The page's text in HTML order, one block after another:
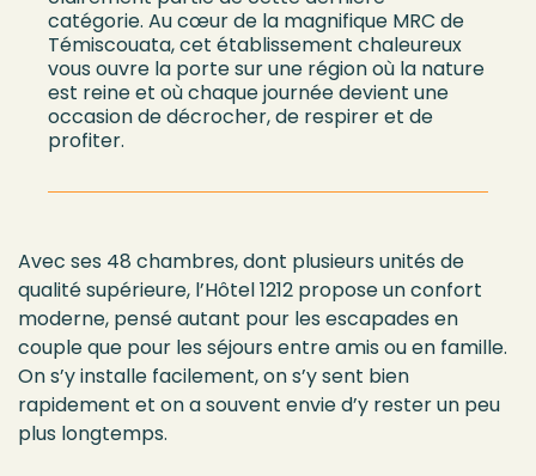
catégorie. Au cœur de la magnifique MRC de
Témiscouata, cet établissement chaleureux
vous ouvre la porte sur une région où la nature
est reine et où chaque journée devient une
occasion de décrocher, de respireret de
profiter.
Avec ses 48 chambres, dont plusieurs unités de
qualité supérieure, l’Hôtel 1212 propose un confort
moderne, pensé autant pour les escapades en
couple que pour les séjours entre amis ou en famille.
On s’y installe facilement, on s’y sent bien
rapidement et on a souvent envie d’y rester un peu
plus longtemps.